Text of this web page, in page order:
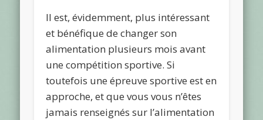
Il est, évidemment, plus intéressant
et bénéfique de changer son
alimentation plusieurs mois avant
une compétition sportive. Si
toutefois une épreuve sportive est en
approche, et que vous vous n’êtes
jamais renseignés sur l’alimentation